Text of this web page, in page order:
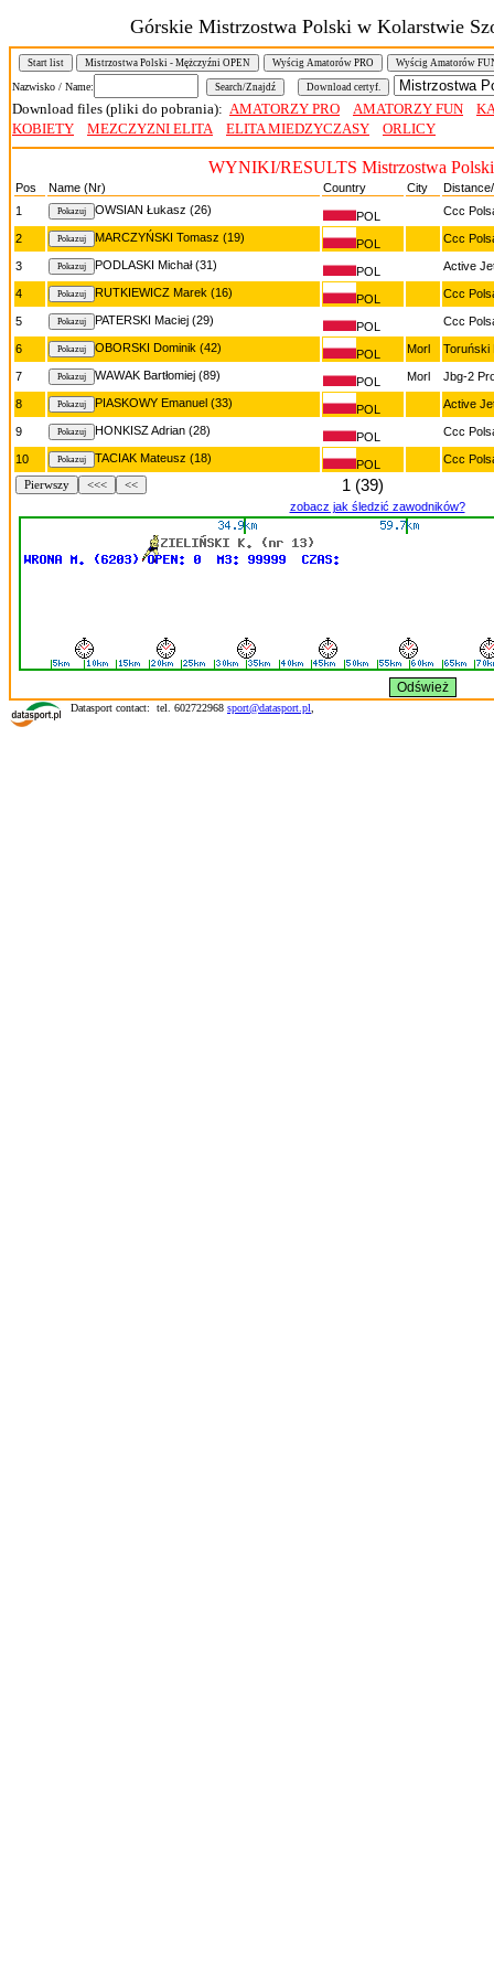
Górskie Mistrzostwa Polski w Kolarstwie
Start list Mistrzostwa Polski - Mężczyźni OPEN Wyścig Amatorów PRO Wyścig Amatorów
Nazwisko / Name:
Download files (pliki do pobrania): AMATORZY PRO AMATORZY FUN
KOBIETY
MEZCZYZNI ELITA ELITA MIEDZYCZASY ORLICY
WYNIKI/RESULTS Mistrzostwa
Pos Name (Nr) Country City
1
OWSIAN Łukasz (26) POL Ccc
2 MARCZYŃSKI Tomasz (19) POL Ccc
3 PODLASKI Michał (31) POL Active
4 RUTKIEWICZ Marek (16) POL Ccc
5 PATERSKI Maciej (29) POL Ccc
6 OBORSKI Dominik (42) POL Morl Toruński
7 WAWAK Bartłomiej (89) POL Morl Jbg-2
8 PIASKOWY Emanuel (33) POL Active
9 HONKISZ Adrian (28) POL Ccc
10 TACIAK Mateusz (18) POL Ccc
Pierwszy <<< << 1 (39)
zobacz jak śledzić zawodników?
Datasport contact: tel. 602722968 sport@datasport.pl